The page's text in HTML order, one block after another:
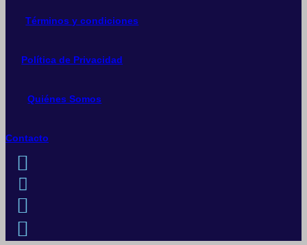
Términos y condiciones
Política de Privacidad
Quiénes Somos
Contacto